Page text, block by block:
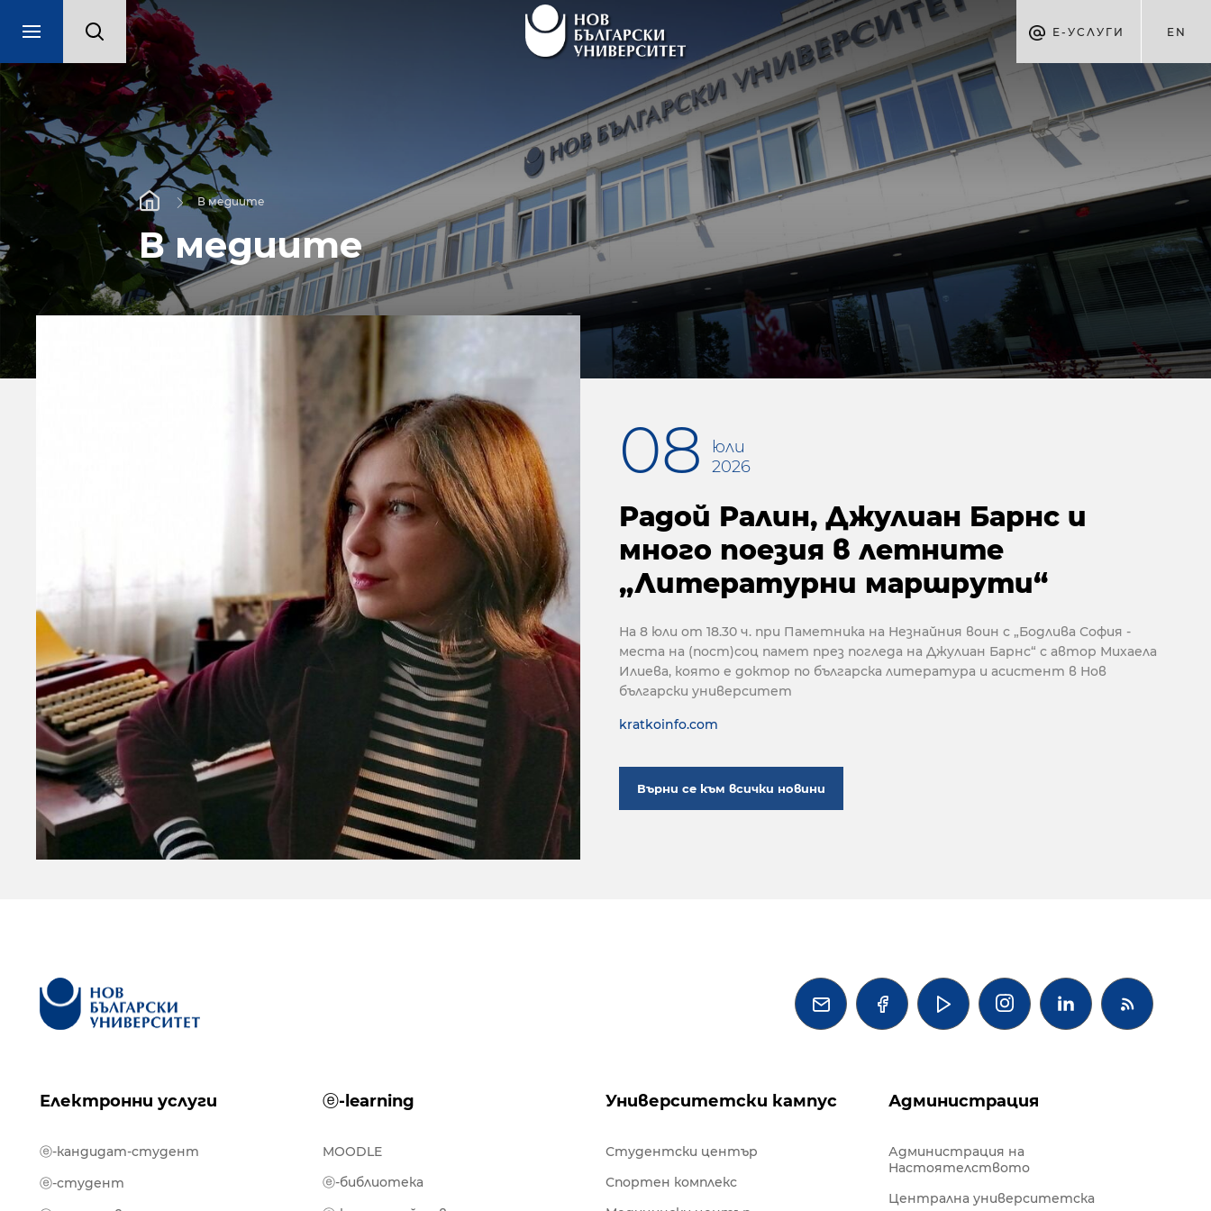
Е-УСЛУГИ EN
В медиите
В медиите
08
юли
2026
Радой Ралин, Джулиан Барнс и
много поезия в летните
„Литературни маршрути“
На 8 юли от 18.30 ч. при Паметника на Незнайния воин с „Бодлива София -
места на (пост)соц памет през погледа на Джулиан Барнс“ с автор Михаела
Илиева, която е доктор по българска литература и асистент в Нов
български университет
kratkoinfo.com
Върни се към всички новини
   
Електронни услуги ⓔ-learning Университетски кампус Администрация
ⓔ-кандидат-студент
ⓔ-студент
MOODLE
ⓔ-библиотека
Студентски център
Спортен комплекс
Администрация на
Настоятелството
Централна университетска